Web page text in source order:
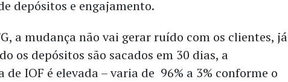
depósitos e engajamento.
a mudança não vai gerar ruído com os clientes, já
os depósitos são sacados em 30 dias, a
de IOF é elevada – varia de 96% a 3% conforme o